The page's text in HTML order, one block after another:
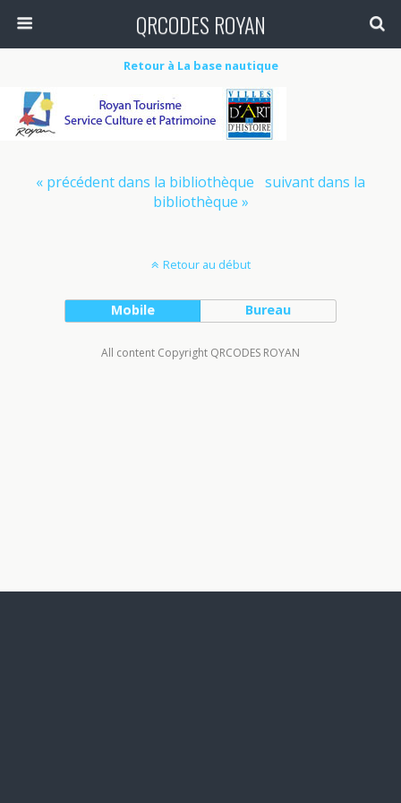
QRCODES ROYAN
Retour à La base nautique
« précédent dans la bibliothèque suivant dans la
bibliothèque »
Retour au début
Mobile Bureau
All content Copyright QRCODES ROYAN